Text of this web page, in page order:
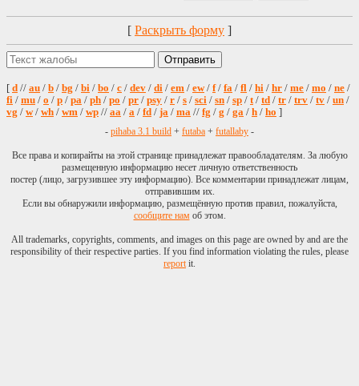
[ Раскрыть форму ]
[ d // au / b / bg / bi / bo / c / dev / di / em / ew/ f/ fa / fl / hi / hr / me / mo / ne /
fi / mu / o / p / pa / ph / po / pr / psy / r / s / sci / sn / sp / t/ td / tr / trv / tv / un /
vg / w/ wh / wm / wp // aa / a / fd / ja / ma // fg / g / ga / h / ho ]
- pihaba 3.1 build + futaba + futallaby -
Все права и копирайты на этой странице принадлежат правообладателям. За любую
размещенную информацию несет личную ответственность
постер (лицо, загрузившее эту информацию). Все комментарии принадлежат лицам,
отправившим их.
Если вы обнаружили информацию, размещённую против правил, пожалуйста,
сообщите намоб этом.
All trademarks, copyrights, comments, and images on this page are owned by and are the
responsibility of their respective parties. If you find information violating the rules, please
reportit.